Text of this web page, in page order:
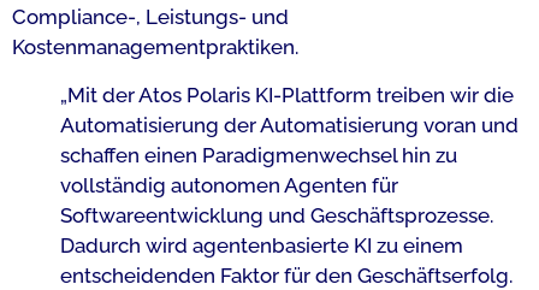
Compliance-, Leistungs- und
Kostenmanagementpraktiken.
„Mit der Atos Polaris KI-Plattform treiben wir die
Automatisierung der Automatisierung voran und
schaffen einen Paradigmenwechsel hin zu
vollständig autonomen Agenten für
Softwareentwicklung und Geschäftsprozesse.
Dadurch wird agentenbasierte KI zu einem
entscheidenden Faktor für den Geschäftserfolg.